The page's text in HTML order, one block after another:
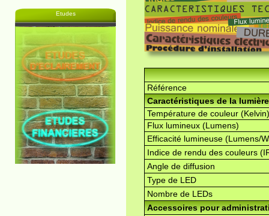
Etudes
Référence
Caractéristiques de la lumière
Température de couleur (Kelvin)
Flux lumineux (Lumens)
Efficacité lumineuse (Lumens/
Indice de rendu des couleurs
Angle de diffusion
Type de LED
Nombre de LEDs
Accessoires pour